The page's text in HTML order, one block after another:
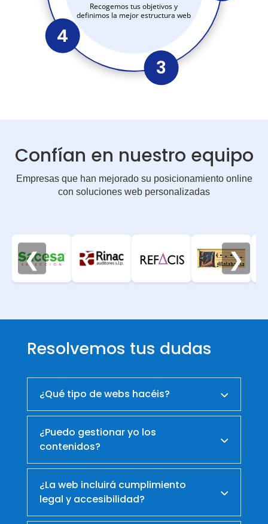
3
4
Recogemos tus objetivos y
definimos la mejor estructura web
Confían en nuestro equipo
Empresas que han mejorado su posicionamiento online
con soluciones web personalizadas
❮ ❯
Resolvemos tus dudas
¿Qué tipo de webs hacéis?
¿Puedo gestionar yo los
contenidos?
¿La web incluirá cumplimiento
legal y accesibilidad?